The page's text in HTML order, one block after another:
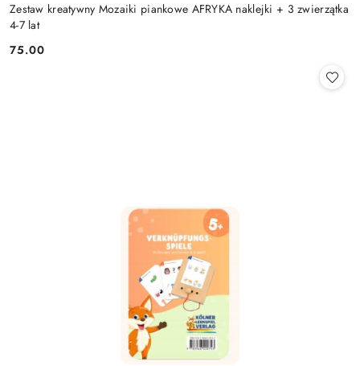
Zestaw kreatywny Mozaiki piankowe AFRYKA naklejki + 3 zwierzątka
4-7 lat
Cena:
75.00